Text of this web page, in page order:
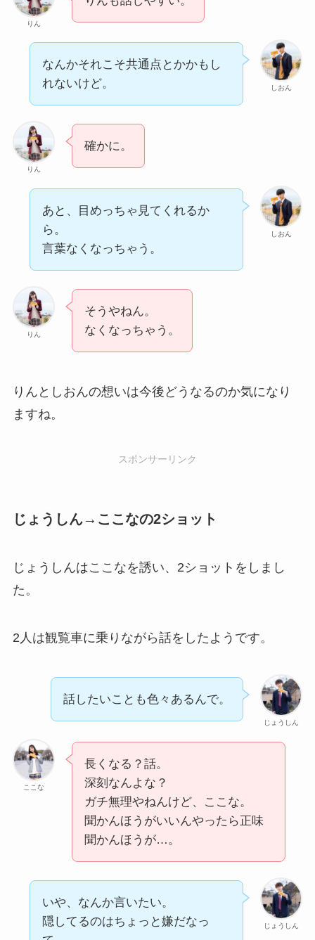
りん
しおん
なんかそれこそ共通点とかかもし
れないけど。
りん
確かに。
しおん
あと、目めっちゃ見てくれるか
ら。
言葉なくなっちゃう。
りん
そうやねん。
なくなっちゃう。
りんとしおんの想いは今後どうなるのか気になり
ますね。
スポンサーリンク
じょうしん→ここなの2ショット
じょうしんはここなを誘い、2ショットをしまし
た。
2人は観覧車に乗りながら話をしたようです。
じょうしん
話したいことも色々あるんで。
ここな
長くなる？話。
深刻なんよな？
ガチ無理やねんけど、ここな。
聞かんほうがいいんやったら正味
聞かんほうが…。
じょうしん
いや、なんか言いたい。
隠してるのはちょっと嫌だなっ